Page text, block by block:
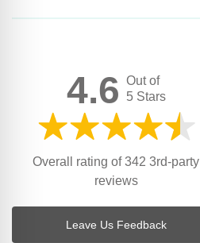
4.6 Out of
5 Stars
Overall rating of 342 3rd-party
reviews
Leave Us Feedback